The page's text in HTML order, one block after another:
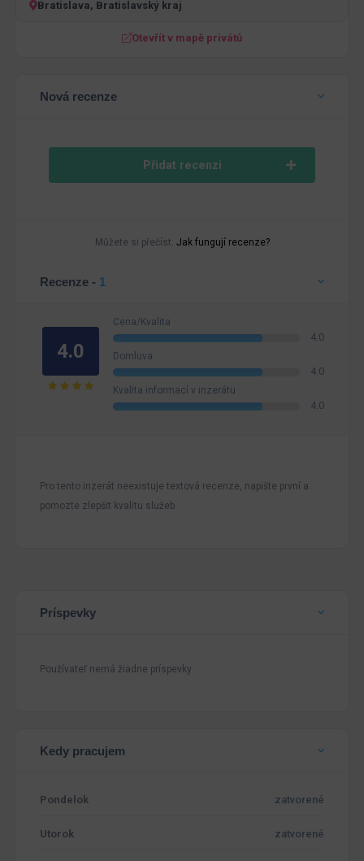
Bratislava, Bratislavský kraj
Otevřít v mapě privátů
Nová recenze
Přidat recenzi
Můžete si přečíst: Jak fungují recenze?
Recenze - 1
4.0
Cena/Kvalita
4.0
Domluva
4.0
Kvalita informací v inzerátu
4.0
Pro tento inzerát neexistuje textová recenze, napište první a
pomozte zlepšit kvalitu služeb.
Príspevky
Používateľ nemá žiadne príspevky
Kedy pracujem
Pondelok zatvorené
Utorok zatvorené